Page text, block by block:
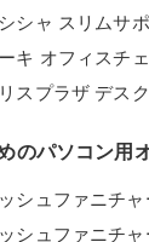
シャ スリムサ
キ オフィスチ
スプラザ デス
のパソコン用
シュファニチ
シュファニチ